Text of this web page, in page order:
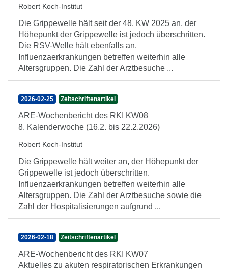
Robert Koch-Institut
Die Grippewelle hält seit der 48. KW 2025 an, der
Höhepunkt der Grippewelle ist jedoch überschritten.
Die RSV-Welle hält ebenfalls an.
Influenzaerkrankungen betreffen weiterhin alle
Altersgruppen. Die Zahl der Arztbesuche ...
2026-02-25 Zeitschriftenartikel
ARE-Wochenbericht des RKI KW08
8. Kalenderwoche (16.2. bis 22.2.2026)
Robert Koch-Institut
Die Grippewelle hält weiter an, der Höhepunkt der
Grippewelle ist jedoch überschritten.
Influenzaerkrankungen betreffen weiterhin alle
Altersgruppen. Die Zahl der Arztbesuche sowie die
Zahl der Hospitalisierungen aufgrund ...
2026-02-18 Zeitschriftenartikel
ARE-Wochenbericht des RKI KW07
Aktuelles zu akuten respiratorischen Erkrankungen